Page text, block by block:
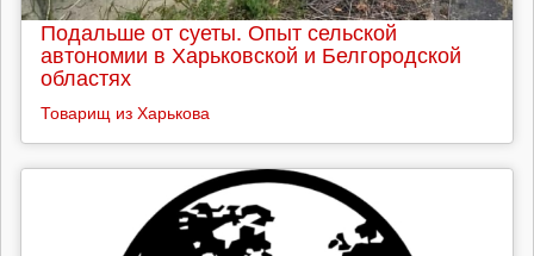
Подальше от суеты. Опыт сельской
автономии в Харьковской и Белгородской
областях
Товарищ из Харькова